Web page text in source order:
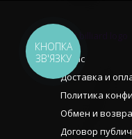
О нас
Доставка и
Политика
Обмен и
Договор
КНОПКА
ЗВ'ЯЗКУ